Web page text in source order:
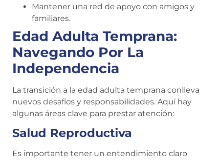
Mantener una red de apoyo con amigos y
familiares.
Edad Adulta Temprana:
Navegando Por La
Independencia
La transición a la edad adulta temprana conlleva
nuevos desafíos y responsabilidades. Aquí hay
algunas áreas clave para prestar atención:
Salud Reproductiva
Es importante tener un entendimiento claro